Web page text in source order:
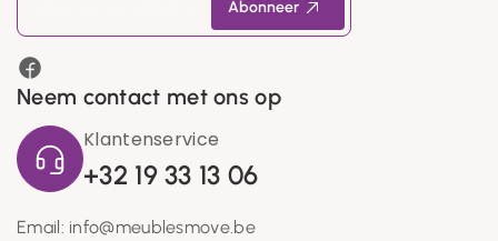
Neem contact met ons op
Klantenservice
+32 19 33 13 06
Email: info@meublesmove.be